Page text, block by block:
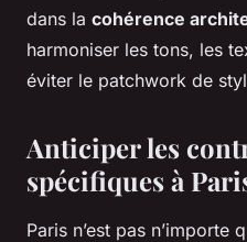
dans la cohérence
harmoniser les tons, les
éviter le patchwork de
Anticiper les
spécifiques à
Paris n’est pas n’importe